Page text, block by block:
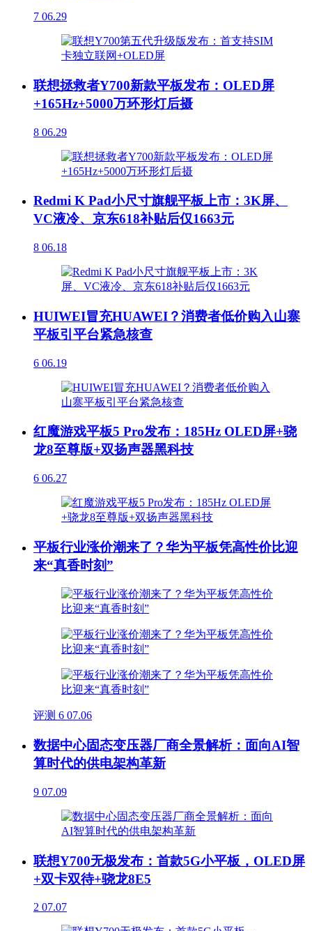
7 06.29
联想拯救者Y700新款平板发布：OLED屏
+165Hz+5000万环形灯后摄
8 06.29
Redmi K Pad小尺寸旗舰平板上市：3K屏、
VC液冷、京东618补贴后仅1663元
8 06.18
HUIWEI冒充HUAWEI？消费者低价购入山寨
平板引平台紧急核查
6 06.19
红魔游戏平板5 Pro发布：185Hz OLED屏+骁
龙8至尊版+双扬声器黑科技
6 06.27
平板行业涨价潮来了？华为平板凭高性价比迎
来“真香时刻”
评测 6 07.06
数据中心固态变压器厂商全景解析：面向AI智
算时代的供电架构革新
9 07.09
联想Y700无极发布：首款5G小平板，OLED屏
+双卡双待+骁龙8E5
2 07.07